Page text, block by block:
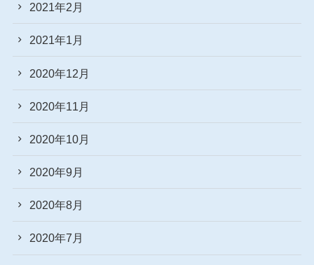
2021年2月
2021年1月
2020年12月
2020年11月
2020年10月
2020年9月
2020年8月
2020年7月